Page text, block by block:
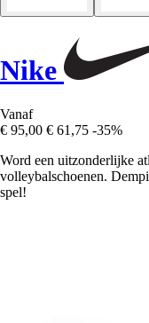
Nike
Vanaf
€ 95,00 € 61,75 -35%
Word een uitzonderlijke
volleybalschoenen.
spel!